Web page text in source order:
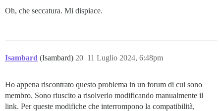
Oh, che seccatura. Mi dispiace.
Isambard (Isambard) 11 Luglio 2024, 6:48pm
20
Ho appena riscontrato questo problema in un forum di cui sono
membro. Sono riuscito a risolverlo modificando manualmente il
link. Per queste modifiche che interrompono la compatibilità,